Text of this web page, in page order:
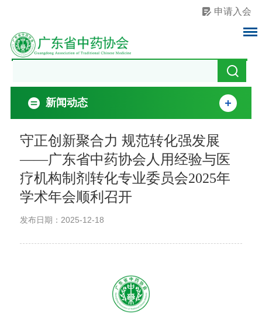
申请入会
新闻动态
守正创新聚合力 规范转化强发展
——广东省中药协会人用经验与医
疗机构制剂转化专业委员会2025年
学术年会顺利召开
发布日期：2025-12-18